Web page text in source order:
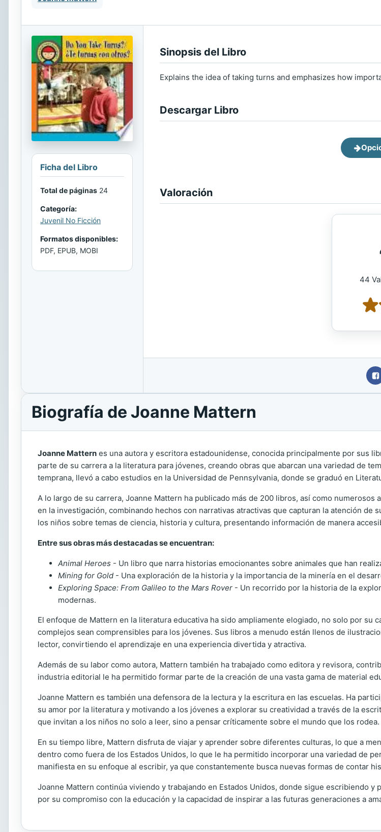
Ficha del Libro
Total de páginas 24
Categoría:
Juvenil No Ficción
Formatos disponibles:
PDF, EPUB, MOBI
Sinopsis del Libro
Explains the idea of taking turns and emphasizes how
Descargar Libro
Valoración
44
Biografía de Joanne Mattern
Joanne Mattern es una autora y escritora estadounidense, conocida principalmente por sus
parte de su carrera a la literatura para jóvenes, creando obras que abarcan una variedad de
temprana, llevó a cabo estudios en la Universidad de Pennsylvania, donde se graduó en
A lo largo de su carrera, Joanne Mattern ha publicado más de 200 libros, así como
en la investigación, combinando hechos con narrativas atractivas que capturan la atención
los niños sobre temas de ciencia, historia y cultura, presentando información de manera
Entre sus obras más destacadas se encuentran:
Animal Heroes - Un libro que narra historias emocionantes sobre animales que han
Mining for Gold - Una exploración de la historia y la importancia de la minería en el
Exploring Space: From Galileo to the Mars Rover - Un recorrido por la historia de la
modernas.
El enfoque de Mattern en la literatura educativa ha sido ampliamente elogiado, no solo por su
complejos sean comprensibles para los jóvenes. Sus libros a menudo están llenos de
lector, convirtiendo el aprendizaje en una experiencia divertida y atractiva.
Además de su labor como autora, Mattern también ha trabajado como editora y revisora,
industria editorial le ha permitido formar parte de la creación de una vasta gama de material
Joanne Mattern es también una defensora de la lectura y la escritura en las escuelas. Ha
su amor por la literatura y motivando a los jóvenes a explorar su creatividad a través de la
que invitan a los niños no solo a leer, sino a pensar críticamente sobre el mundo que los rodea.
En su tiempo libre, Mattern disfruta de viajar y aprender sobre diferentes culturas, lo que a
dentro como fuera de los Estados Unidos, lo que le ha permitido incorporar una variedad de
manifiesta en su enfoque al escribir, ya que constantemente busca nuevas formas de contar
Joanne Mattern continúa viviendo y trabajando en Estados Unidos, donde sigue escribiendo
por su compromiso con la educación y la capacidad de inspirar a las futuras generaciones a